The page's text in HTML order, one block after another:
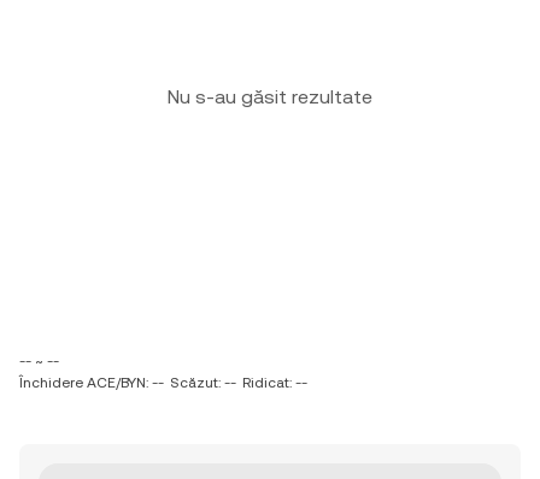
Nu s-au găsit rezultate
-- ~ --
Închidere ACE/BYN: -- Scăzut: -- Ridicat: --